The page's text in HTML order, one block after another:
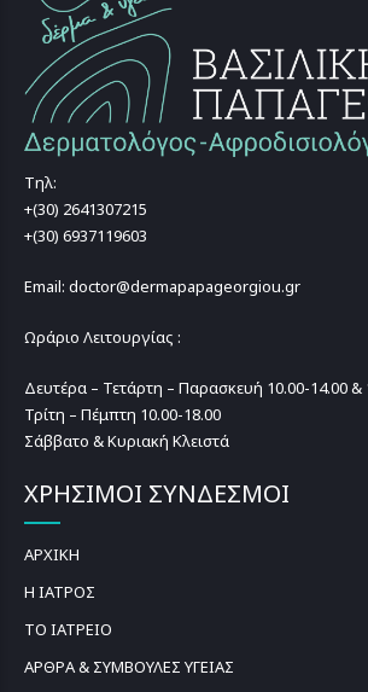
Τηλ:
+(30) 2641307215
+(30) 6937119603
Email: doctor@dermapapageorgiou.gr
Ωράριο Λειτουργίας :
Δευτέρα – Τετάρτη – Παρασκευή 10.00-14.00 &
Τρίτη – Πέμπτη 10.00-18.00
Σάββατο & Κυριακή Κλειστά
ΧΡΗΣΙΜΟΙ ΣΥΝΔΕΣΜΟΙ
ΑΡΧΙΚΗ
Η ΙΑΤΡΟΣ
ΤΟ ΙΑΤΡΕΙΟ
ΑΡΘΡΑ & ΣΥΜΒΟΥΛΕΣ ΥΓΕΙΑΣ